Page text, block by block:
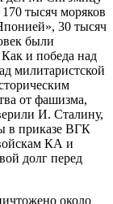
тысяч моряков
30 тысяч
были
и победа над
милитаристской
от фашизма,
И. Сталину,
в приказе ВГК
КА и
долг перед
около